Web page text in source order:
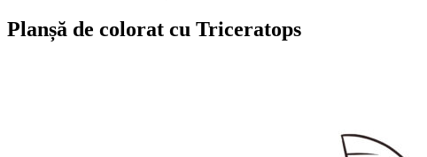
Planșă de colorat cu Triceratops